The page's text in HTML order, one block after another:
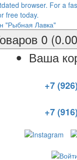
0
Ваша
+7
+7